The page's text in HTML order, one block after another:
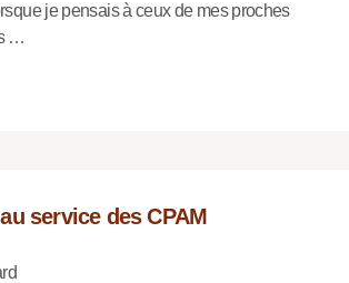
je pensais à ceux de mes proches
…
service des CPAM